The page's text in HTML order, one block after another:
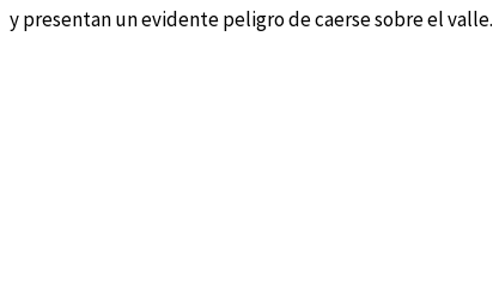
y presentan un evidente peligro de caerse sobre el valle.